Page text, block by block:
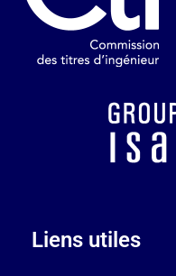
Liens utiles